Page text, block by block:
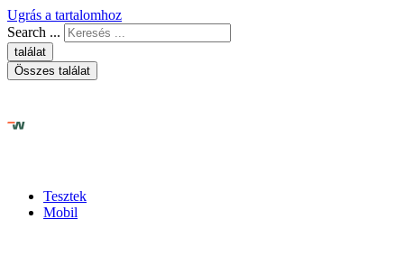
Ugrás a tartalomhoz
Search ...
találat
Összes találat
Tesztek
Mobil